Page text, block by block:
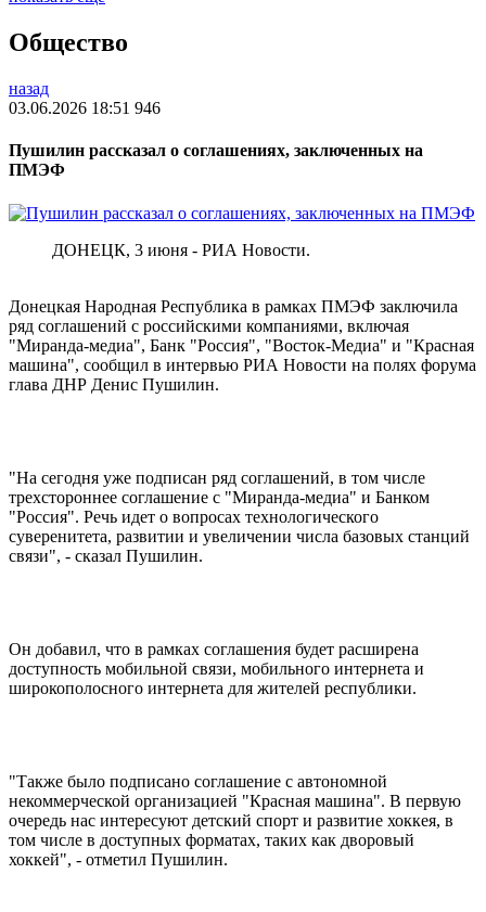
Общество
назад
03.06.2026 18:51 946
Пушилин рассказал о соглашениях, заключенных на
ПМЭФ
ДОНЕЦК, 3 июня - РИА Новости.
Донецкая Народная Республика в рамках ПМЭФ заключила
ряд соглашений с российскими компаниями, включая
"Миранда-медиа", Банк "Россия", "Восток-Медиа" и "Красная
машина", сообщил в интервью РИА Новости на полях форума
глава ДНР Денис Пушилин.
"На сегодня уже подписан ряд соглашений, в том числе
трехстороннее соглашение с "Миранда-медиа" и Банком
"Россия". Речь идет о вопросах технологического
суверенитета, развитии и увеличении числа базовых станций
связи", - сказал Пушилин.
Он добавил, что в рамках соглашения будет расширена
доступность мобильной связи, мобильного интернета и
широкополосного интернета для жителей республики.
"Также было подписано соглашение с автономной
некоммерческой организацией "Красная машина". В первую
очередь нас интересуют детский спорт и развитие хоккея, в
том числе в доступных форматах, таких как дворовый
хоккей", - отметил Пушилин.